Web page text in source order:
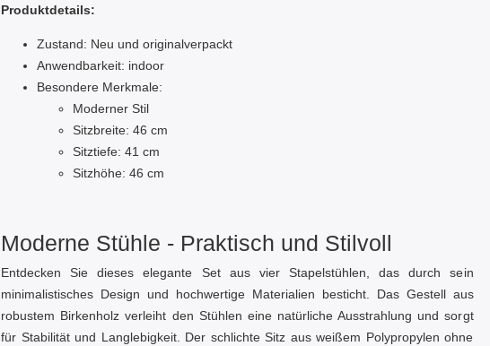
Produktdetails:
Zustand: Neu und originalverpackt
Anwendbarkeit: indoor
Besondere Merkmale:
Moderner Stil
Sitzbreite: 46 cm
Sitztiefe: 41 cm
Sitzhöhe: 46 cm
Moderne Stühle - Praktisch und Stilvoll
Entdecken Sie dieses elegante Set aus vier Stapelstühlen, das durch sein
minimalistisches Design und hochwertige Materialien besticht. Das Gestell aus
robustem Birkenholz verleiht den Stühlen eine natürliche Ausstrahlung und sorgt
für Stabilität und Langlebigkeit. Der schlichte Sitz aus weißem Polypropylen ohne